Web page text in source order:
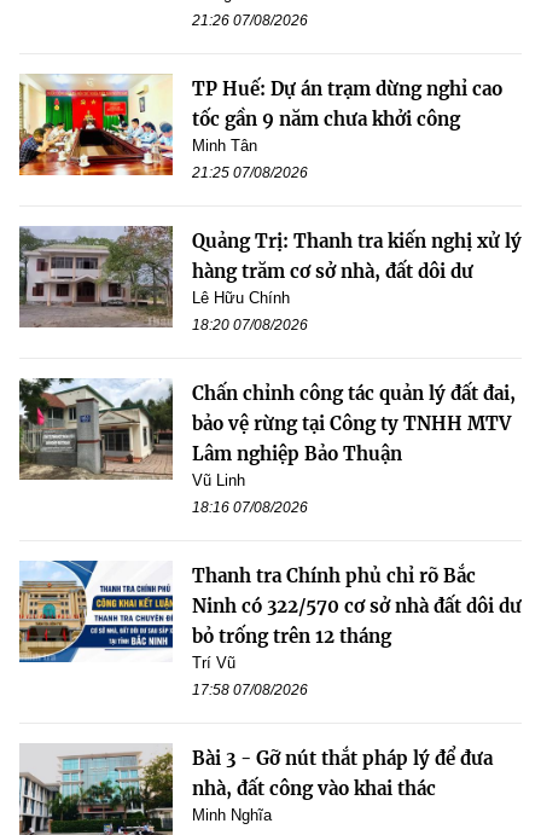
21:26 07/08/2026
TP Huế: Dự án trạm dừng nghỉ cao
tốc gần 9 năm chưa khởi công
Minh Tân
21:25 07/08/2026
Quảng Trị: Thanh tra kiến nghị xử lý
hàng trăm cơ sở nhà, đất dôi dư
Lê Hữu Chính
18:20 07/08/2026
Chấn chỉnh công tác quản lý đất đai,
bảo vệ rừng tại Công ty TNHH MTV
Lâm nghiệp Bảo Thuận
Vũ Linh
18:16 07/08/2026
Thanh tra Chính phủ chỉ rõ Bắc
Ninh có 322/570 cơ sở nhà đất dôi dư
bỏ trống trên 12 tháng
Trí Vũ
17:58 07/08/2026
Bài 3 - Gỡ nút thắt pháp lý để đưa
nhà, đất công vào khai thác
Minh Nghĩa